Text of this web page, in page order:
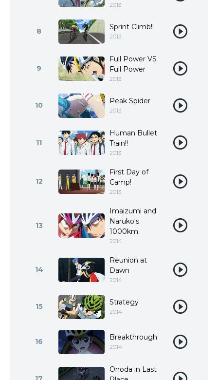
2013
8 Sprint Climb!!
2013
9
Full Power VS
Full Power
2013
10 Peak Spider
2013
11
Human Bullet
Train!!
2013
12
First Day of
Camp!
2013
13
Imaizumi and
Naruko's
1000km
2014
14
Reunion at
Dawn
2014
15 Strategy
2014
16 Breakthrough
2014
Onoda in Last